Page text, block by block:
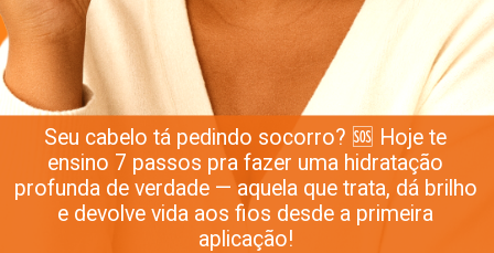
Seu cabelo tá pedindo socorro? 🆘 Hoje te
ensino 7 passos pra fazer uma hidratação
profunda de verdade — aquela que trata, dá brilho
e devolve vida aos fios desde a primeira
aplicação!